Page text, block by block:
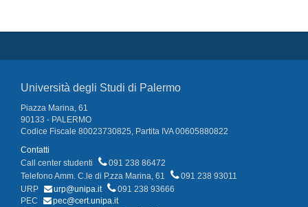
Università degli Studi di Palermo
Piazza Marina, 61
90133 - PALERMO
Codice Fiscale 80023730825, Partita IVA 00605880822
Contatti
Call center studenti
091 238 86472
Telefono Amm. C.le di P.zza Marina, 61
091 238 93011
URP
urp@unipa.it
091 238 93666
PEC
pec@cert.unipa.it